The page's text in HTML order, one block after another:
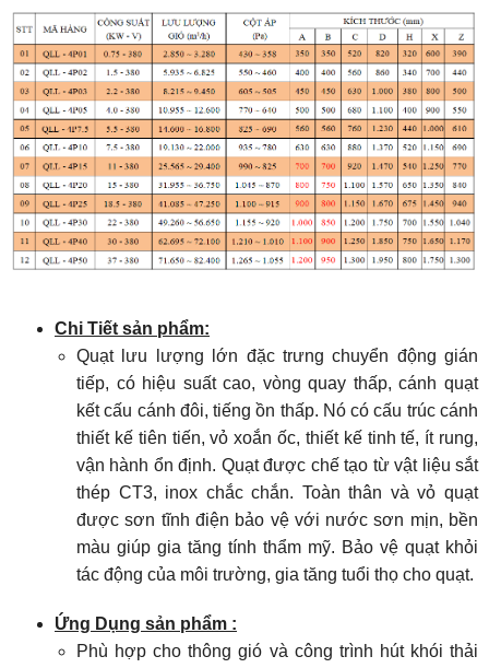
Chi Tiết sản phẩm:
Quạt lưu lượng lớn đặc trưng chuyển động gián
tiếp, có hiệu suất cao, vòng quay thấp, cánh quạt
kết cấu cánh đôi, tiếng ồn thấp. Nó có cấu trúc cánh
thiết kế tiên tiến, vỏ xoắn ốc, thiết kế tinh tế, ít rung,
vận hành ổn định. Quạt được chế tạo từ vật liệu sắt
thép CT3, inox chắc chắn. Toàn thân và vỏ quạt
được sơn tĩnh điện bảo vệ với nước sơn mịn, bền
màu giúp gia tăng tính thẩm mỹ. Bảo vệ quạt khỏi
tác động của môi trường, gia tăng tuổi thọ cho quạt.
Ứng Dụng sản phẩm :
Phù hợp cho thông gió và công trình hút khói thải